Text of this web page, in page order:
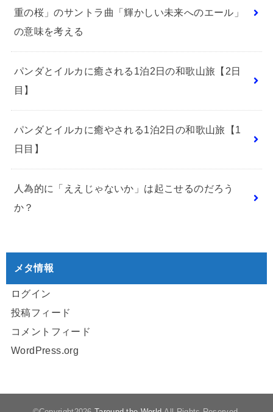
重の桜」のサントラ曲「輝かしい未来へのエール」
の意味を考える
パンダとイルカに癒される1泊2日の和歌山旅【2日
目】
パンダとイルカに癒やされる1泊2日の和歌山旅【1
日目】
人為的に「ええじゃないか」は起こせるのだろう
か？
メタ情報
ログイン
投稿フィード
コメントフィード
WordPress.org